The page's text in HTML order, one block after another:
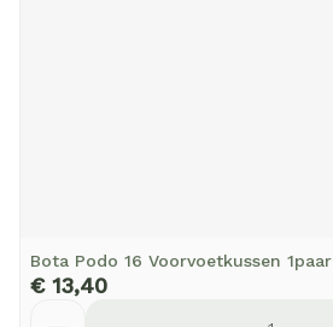
Bota Podo 16 Voorvoetkussen 1paar
€ 13,40